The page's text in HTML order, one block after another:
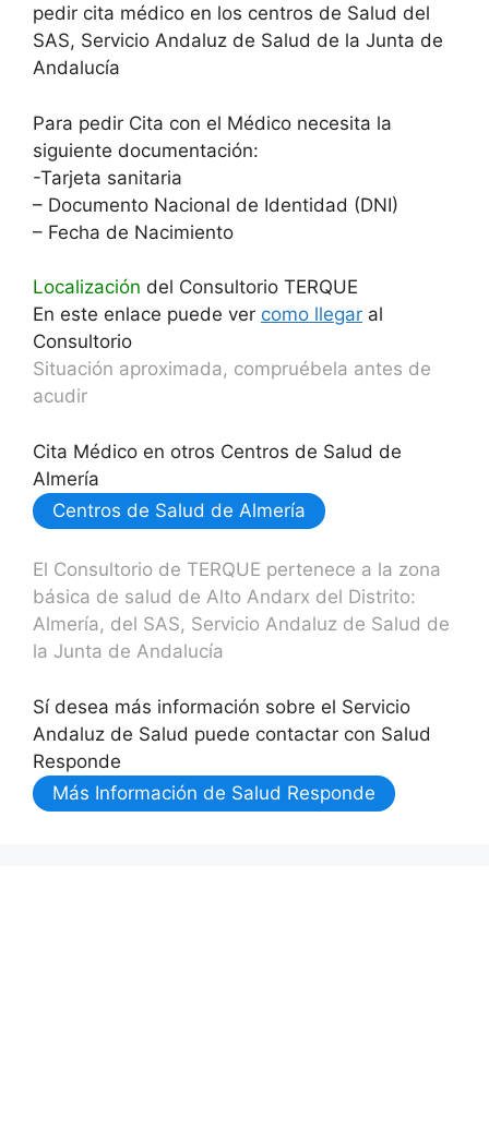
pedir cita médico en los centros de Salud del
SAS, Servicio Andaluz de Salud de la Junta de
Andalucía
Para pedir Cita con el Médico necesita la
siguiente documentación:
-Tarjeta sanitaria
– Documento Nacional de Identidad (DNI)
– Fecha de Nacimiento
Localización del Consultorio TERQUE
En este enlace puede ver como llegar al
Consultorio
Situación aproximada, compruébela antes de
acudir
Cita Médico en otros Centros de Salud de
Almería
Centros de Salud de Almería
El Consultorio de TERQUE pertenece a la zona
básica de salud de Alto Andarx del Distrito:
Almería, del SAS, Servicio Andaluz de Salud de
la Junta de Andalucía
Sí desea más información sobre el Servicio
Andaluz de Salud puede contactar con Salud
Responde
Más Información de Salud Responde